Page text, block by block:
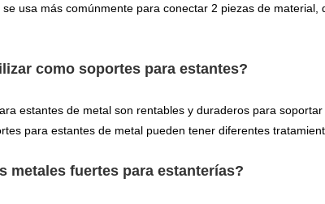
usa más comúnmente para conectar 2 piezas de
como soportes para estantes?
estantes de metal son rentables y duraderos para
para estantes de metal pueden tener diferentes
metales fuertes para estanterías?